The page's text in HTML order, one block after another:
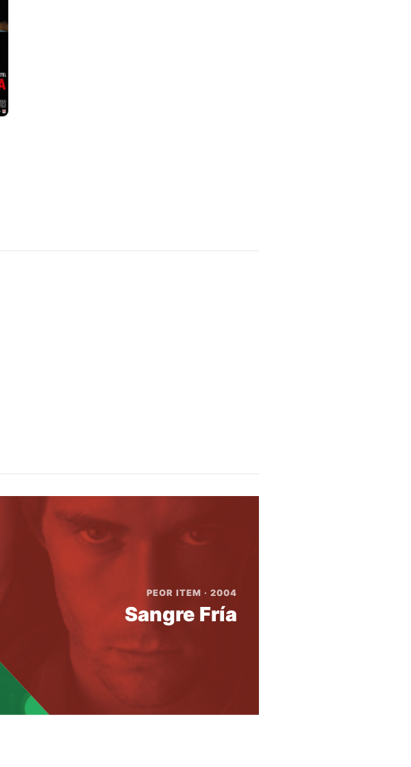
PEOR ITEM · 2004
Sangre Fría